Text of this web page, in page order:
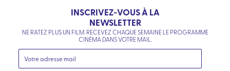
INSCRIVEZ-VOUS À LA
NEWSLETTER
NE RATEZ PLUS UN FILM. RECEVEZ CHAQUE SEMAINE LE PROGRAMME
CINÉMA DANS VOTRE MAIL.